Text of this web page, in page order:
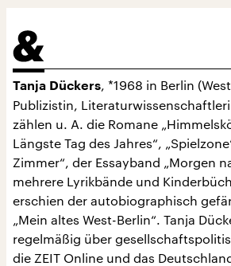
Tanja Dückers, *1968 in Berlin
Publizistin,
zählen u. A. die Romane
Längste Tag des Jahres“,
Zimmer“, der Essayband „Morgen
mehrere Lyrikbände und
erschien der autobiographisch
„Mein altes West-Berlin“. Tanja
regelmäßig über
die ZEIT Online und das